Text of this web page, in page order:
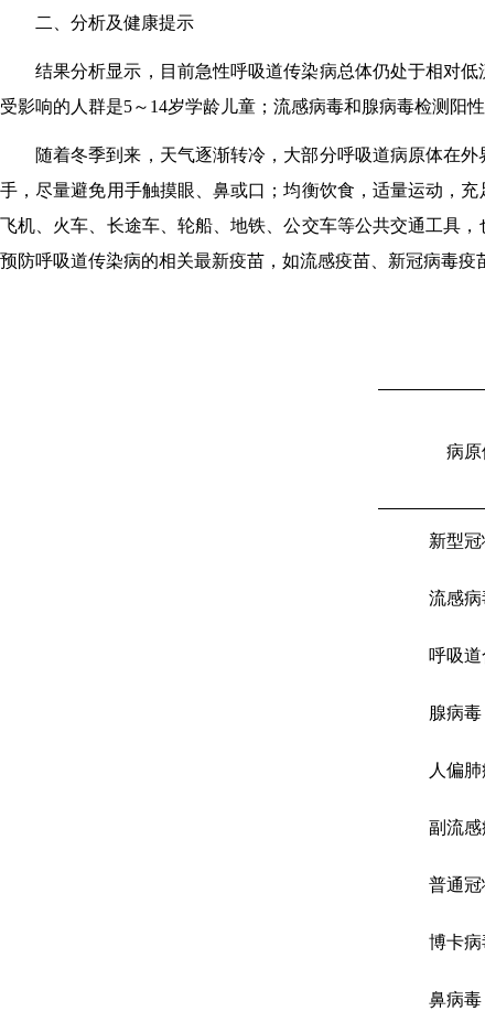
二、分析及健康提示
结果分析显示，目前急性呼吸道传染病总体仍处于相对
受影响的人群是5～ 14岁学龄儿童；流感病毒和腺病毒检测阳
随着冬季到来，天气逐渐转冷，大部分呼吸道病原体在
手，尽量避免用手触摸眼、鼻或口；均衡饮食，适量运动，
飞机、火车、长途车、轮船、地铁、公交车等公共交通工具
预防呼吸道传染病的相关最新疫苗，如流感疫苗、新冠病毒
病原
新型
流感病
呼吸
腺病毒
人偏
副流
普通
博卡病
鼻病毒